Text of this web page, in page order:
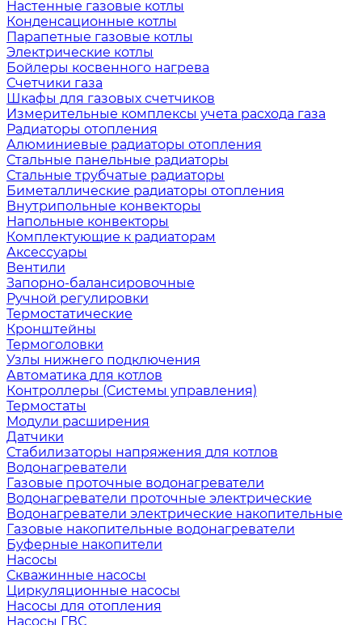
Настенные газовые котлы
Конденсационные котлы
Парапетные газовые котлы
Электрические котлы
Бойлеры косвенного нагрева
Счетчики газа
Шкафы для газовых счетчиков
Измерительные комплексы учета расхода газа
Радиаторы отопления
Алюминиевые радиаторы отопления
Стальные панельные радиаторы
Стальные трубчатые радиаторы
Биметаллические радиаторы отопления
Внутрипольные конвекторы
Напольные конвекторы
Комплектующие к радиаторам
Аксессуары
Вентили
Запорно-балансировочные
Ручной регулировки
Термостатические
Кронштейны
Термоголовки
Узлы нижнего подключения
Автоматика для котлов
Контроллеры (Системы управления)
Термостаты
Модули расширения
Датчики
Стабилизаторы напряжения для котлов
Водонагреватели
Газовые проточные водонагреватели
Водонагреватели проточные электрические
Водонагреватели электрические накопительные
Газовые накопительные водонагреватели
Буферные накопители
Насосы
Скважинные насосы
Циркуляционные насосы
Насосы для отопления
Насосы ГВС